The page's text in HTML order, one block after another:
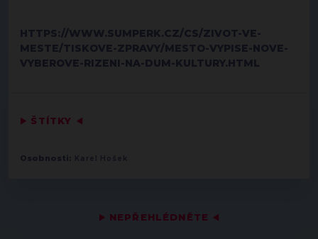
▶ NEPŘEHLÉDNĚTE ◀
HTTPS://WWW.SUMPERK.CZ/CS/ZIVOT-VE-
MESTE/TISKOVE-ZPRAVY/MESTO-VYPISE-NOVE-
VYBEROVE-RIZENI-NA-DUM-KULTURY.HTML
▶ ŠTÍTKY ◀
Osobnosti: Karel Hošek